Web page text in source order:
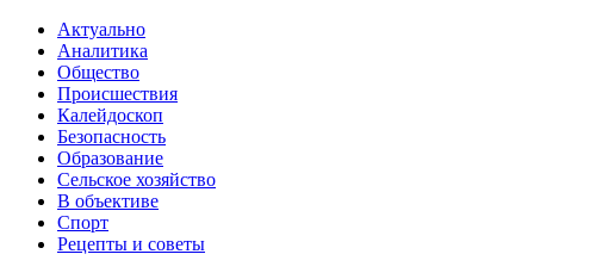
Актуально
Аналитика
Общество
Происшествия
Калейдоскоп
Безопасность
Образование
Сельское хозяйство
В объективе
Спорт
Рецепты и советы